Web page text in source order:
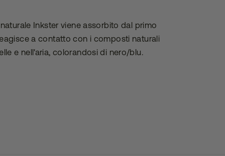
Inkster viene assorbito dal primo
a contatto con i composti naturali
e nell'aria, colorandosi di nero/blu.